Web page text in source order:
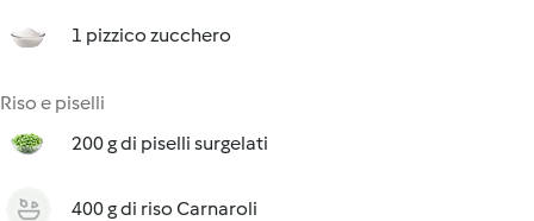
1 pizzico zucchero
Riso e piselli
200 g di piselli surgelati
400 g di riso Carnaroli